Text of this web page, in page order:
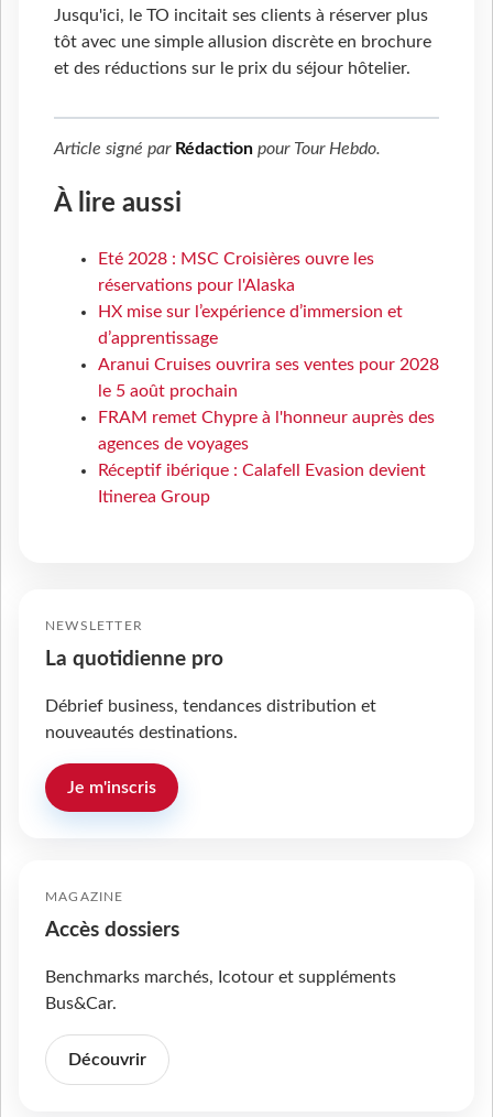
Jusqu'ici, le TO incitait ses clients à réserver plus
tôt avec une simple allusion discrète en brochure
et des réductions sur le prix du séjour hôtelier.
Article signé par Rédaction pour Tour Hebdo.
À lire aussi
Eté 2028 : MSC Croisières ouvre les
réservations pour l'Alaska
HX mise sur l’expérience d’immersion et
d’apprentissage
Aranui Cruises ouvrira ses ventes pour 2028
le 5 août prochain
FRAM remet Chypre à l'honneur auprès des
agences de voyages
Réceptif ibérique : Calafell Evasion devient
Itinerea Group
NEWSLETTER
La quotidienne pro
Débrief business, tendances distribution et
nouveautés destinations.
Je m'inscris
MAGAZINE
Accès dossiers
Benchmarks marchés, Icotour et suppléments
Bus&Car.
Découvrir